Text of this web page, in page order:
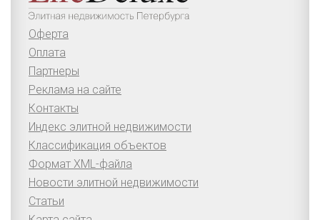
Оферта
Оплата
Партнеры
Реклама на сайте
Контакты
Индекс элитной недвижимости
Классификация объектов
Формат XML-файла
Новости элитной недвижимости
Статьи